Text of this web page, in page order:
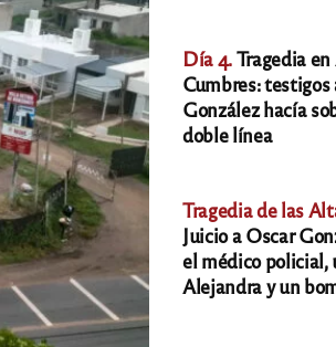
Día 4.Tragedia
Cumbres:
González hacía
doble línea
Tragedia de las
Juicio a Oscar
el médico policial,
Alejandra y un